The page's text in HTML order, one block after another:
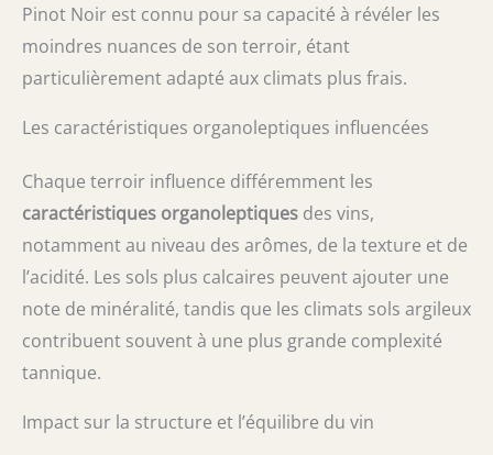
Pinot Noir est connu pour sa capacité à révéler les
moindres nuances de son terroir, étant
particulièrement adapté aux climats plus frais.
Les caractéristiques organoleptiques influencées
Chaque terroir influence différemment les
caractéristiques organoleptiques des vins,
notamment au niveau des arômes, de la texture et de
l’acidité. Les sols plus calcaires peuvent ajouter une
note de minéralité, tandis que les climats sols argileux
contribuent souvent à une plus grande complexité
tannique.
Impact sur la structure et l’équilibre du vin